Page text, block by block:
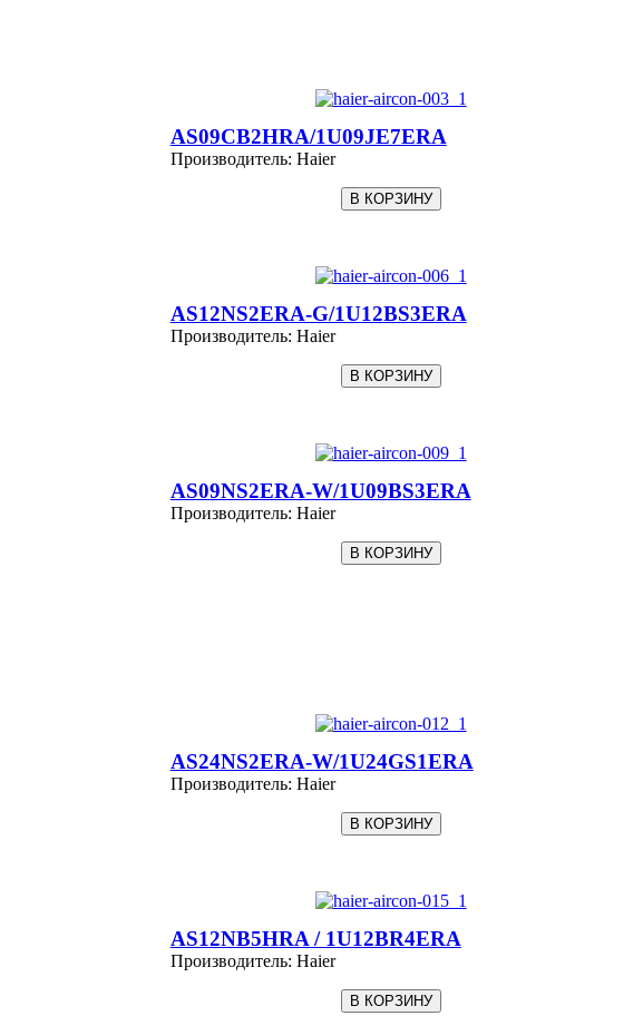
AS09CB2HRA/1U09JE7ERA
Производитель: Haier
AS12NS2ERA-G/1U12BS3ERA
Производитель: Haier
AS09NS2ERA-W/1U09BS3ERA
Производитель: Haier
AS24NS2ERA-W/1U24GS1ERA
Производитель: Haier
AS12NB5HRA / 1U12BR4ERA
Производитель: Haier